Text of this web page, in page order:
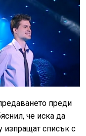
преди
че иска да
изпращат списък с